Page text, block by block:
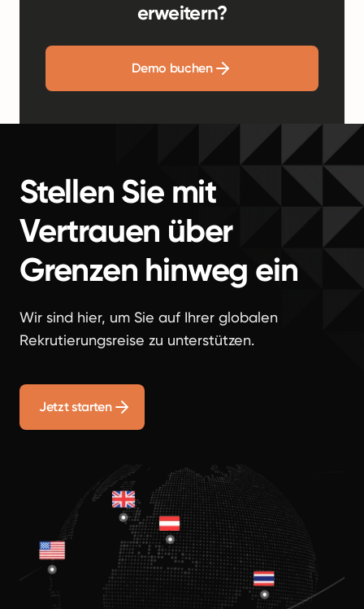
erweitern?
Demo buchen
Stellen Sie mit
Vertrauen über
Grenzen hinweg ein
Wir sind hier, um Sie auf Ihrer globalen
Rekrutierungsreise zu unterstützen.
Jetzt starten